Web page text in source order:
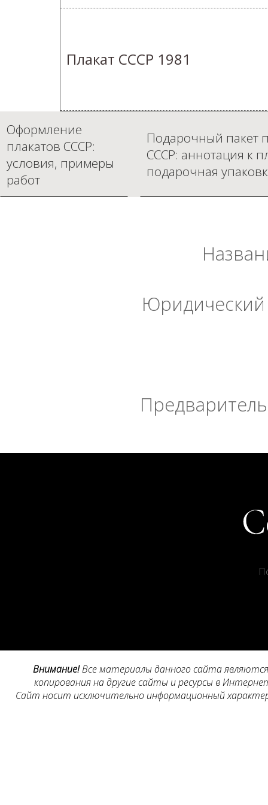
Плакат СССР 1981
Оформление
плакатов СССР:
условия, примеры
работ
Подарочный пакет
СССР: аннотация к
подарочная
Внимание!Все материалы данного сайта
копирования на другие сайты и ресурсы в
Сайт носит исключительно информационный